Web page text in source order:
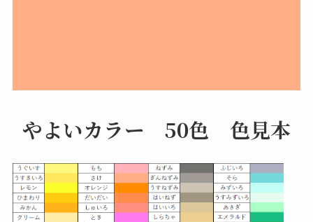
やよいカラー 50色 色見本